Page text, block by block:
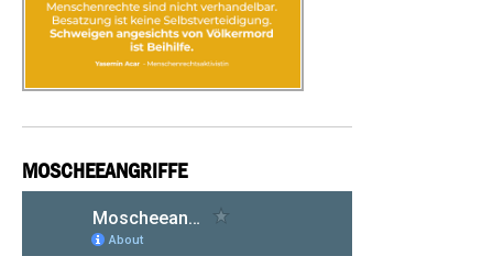
MOSCHEEANGRIFFE